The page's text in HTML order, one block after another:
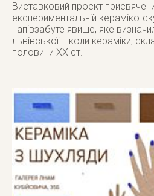
Виставковий проєкт
експериментальній кераміко-
напівзабуте явище, яке
львівської школи кераміки,
половини ХХ ст.